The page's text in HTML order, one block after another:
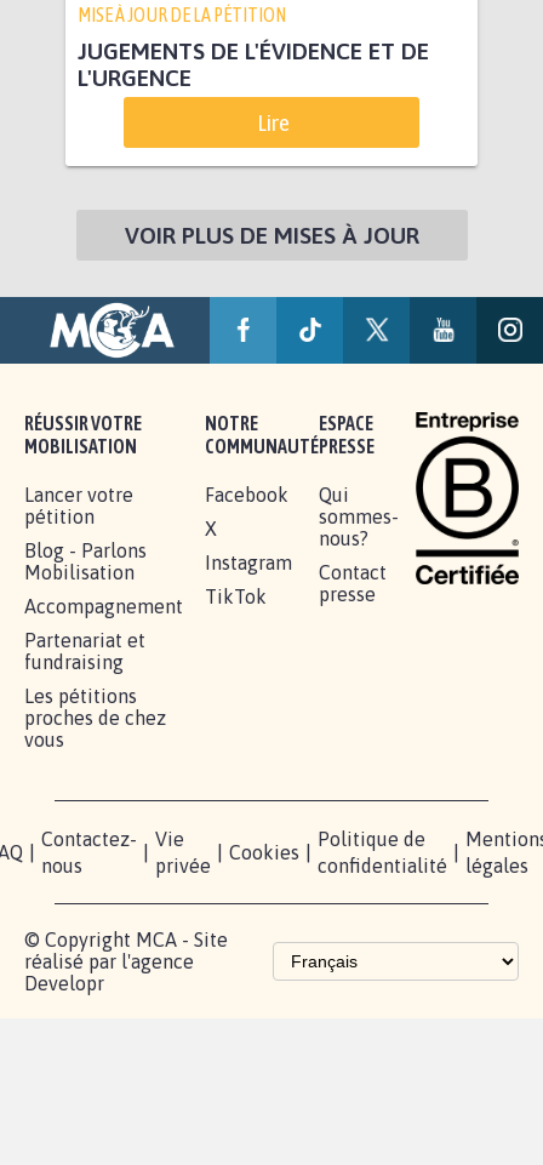
MISE À JOUR DE LA PÉTITION
JUGEMENTS DE L'ÉVIDENCE ET DE
L'URGENCE
Lire
VOIR PLUS DE MISES À JOUR
RÉUSSIR VOTRE
MOBILISATION
Lancer votre
pétition
Blog - Parlons
Mobilisation
Accompagnement
Partenariat et
fundraising
Les pétitions
proches de chez
vous
NOTRE
COMMUNAUTÉ
Facebook
X
Instagram
TikTok
ESPACE
PRESSE
Qui
sommes-
nous?
Contact
presse
Contactez-
nous
Vie
privée
Cookies
Politique de
confidentialité
légales
© Copyright MCA - Site
réalisé par l'agence
Developr